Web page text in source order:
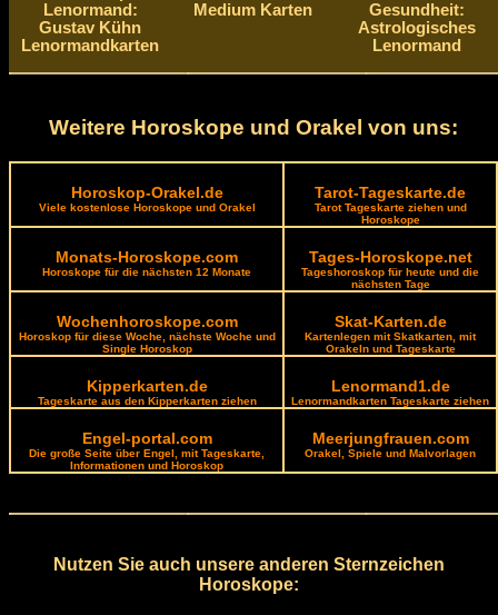
Lenormand:
Gustav Kühn
Lenormandkarten
Medium Karten
Gesundheit:
Astrologisches
Lenormand
Weitere Horoskope und Orakel von uns:
Horoskop-Orakel.de
Viele kostenlose Horoskope und Orakel
Tarot-Tageskarte.de
Tarot Tageskarte ziehen und
Horoskope
Monats-Horoskope.com
Horoskope für die nächsten 12 Monate
Tages-Horoskope.net
Tageshoroskop für heute und die
nächsten Tage
Wochenhoroskope.com
Horoskop für diese Woche, nächste Woche und
Single Horoskop
Skat-Karten.de
Kartenlegen mit Skatkarten, mit
Orakeln und Tageskarte
Kipperkarten.de
Tageskarte aus den Kipperkarten ziehen
Lenormand1.de
Lenormandkarten Tageskarte ziehen
Engel-portal.com
Die große Seite über Engel, mit Tageskarte,
Informationen und Horoskop
Meerjungfrauen.com
Orakel, Spiele und Malvorlagen
Nutzen Sie auch unsere anderen Sternzeichen
Horoskope: